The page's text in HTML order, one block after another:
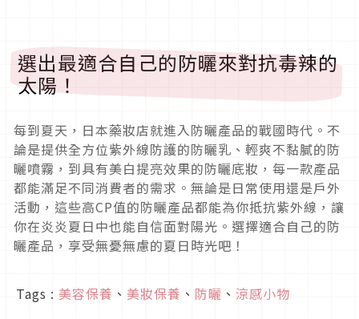
選出最適合自己的防曬來對抗毒辣的
太陽！
每到夏天，日本藥妝店就進入防曬產品的戰國時代。不
論是提供全方位紫外線防護的防曬乳、輕爽不黏膩的防
曬噴霧，到具有美白提亮效果的防曬底妝，每一款產品
都能滿足不同消費者的需求。無論是日常使用還是戶外
活動，這些高CP值的防曬產品都能為你抵抗紫外線，讓
你在炎炎夏日中也能自信面對陽光。選擇適合自己的防
曬產品，享受無憂無慮的夏日時光吧！
Tags : 美容保養 、 美妝保養 、 防曬 、 涼感小物